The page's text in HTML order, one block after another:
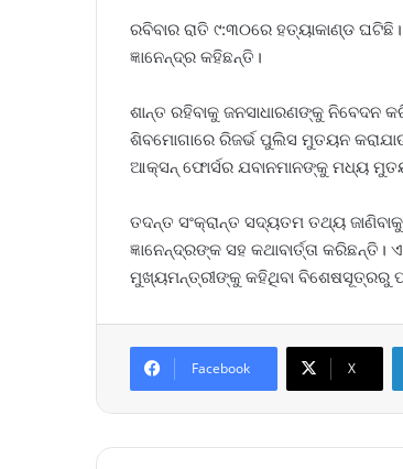
ରବିବାର ରାତି ୯:୩୦ରେ ହତ୍ୟାକାଣ୍ଡ
ଜ୍ଞାନେନ୍ଦ୍ର କହିଛନ୍ତି।
ଶାନ୍ତ ରହିବାକୁ ଜନସାଧାରଣଙ୍କୁ ନିବେଦନ
ଶିବମୋଗାରେ ରିଜର୍ଭ ପୁଲିସ ମୁତୟନ
ଆକ୍ସନ୍‌ ଫୋର୍ସର ଯବାନମାନଙ୍କୁ ମଧ୍ୟ
ତଦନ୍ତ ସଂକ୍ରାନ୍ତ ସଦ୍ୟତମ ତଥ୍ୟ
ଜ୍ଞାନେନ୍ଦ୍ରଙ୍କ ସହ କଥାବାର୍ତ୍ତା
ମୁଖ୍ୟମନ୍ତ୍ରୀଙ୍କୁ କହିଥିବା ବିଶେଷସୂତ୍ରରୁ
Facebook X